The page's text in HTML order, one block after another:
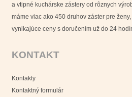
a vtipné kuchárske zástery od rôznych
máme viac ako 450 druhov záster pre
vynikajúce ceny s doručením už do 24
KONTAKT
Kontakty
Kontaktný formulár